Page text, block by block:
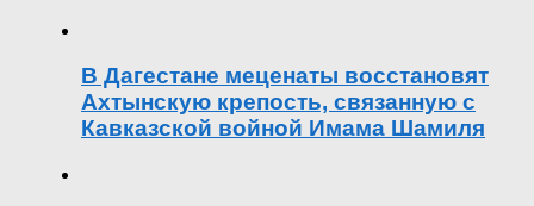
В Дагестане меценаты восстановят
Ахтынскую крепость, связанную с
Кавказской войной Имама Шамиля